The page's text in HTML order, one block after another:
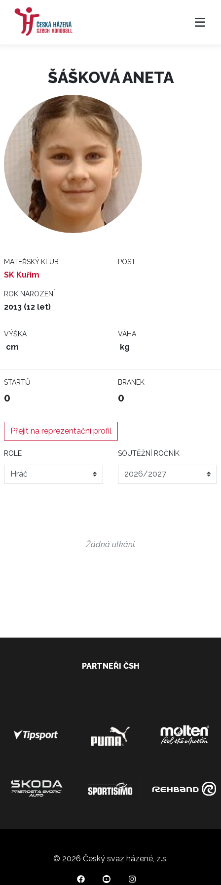
ŠÁŠKOVÁ ANETA
MATEŘSKÝ KLUB
SK Kuřim
POST
ROK NAROZENÍ
2013 (12 let)
VÝŠKA
cm
VÁHA
kg
STARTŮ
0
BRANEK
0
Přejít na reprezentační profil
ROLE SOUTĚŽNÍ ROČNÍK
Žádná utkání.
PARTNEŘI ČSH
© 2026 Český svaz házené, z.s.